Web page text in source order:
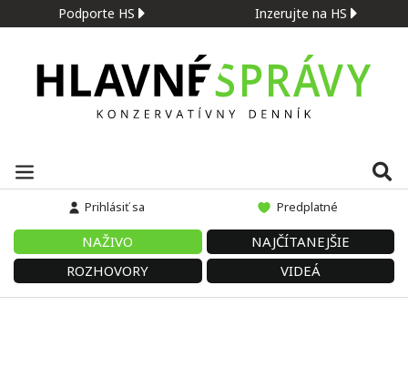
Podporte HS Inzerujte na HS
Prihlásiť sa Predplatné
NAŽIVO
NAJČÍTANEJŠIE
ROZHOVORY
VIDEÁ